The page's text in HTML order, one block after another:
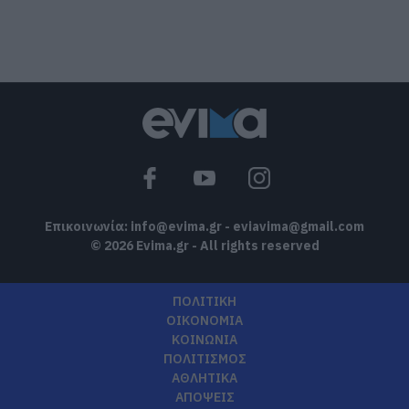
Έξοδος Αυγούστου: Οι Αθηναίοι
«ψηφίζουν» Εύβοια για τις διακοπές
Επικοινωνία: info@evima.gr - eviavima@gmail.com
© 2026 Evima.gr - All rights reserved
ΠΟΛΙΤΙΚΗ
ΟΙΚΟΝΟΜΙΑ
ΚΟΙΝΩΝΙΑ
ΠΟΛΙΤΙΣΜΟΣ
ΑΘΛΗΤΙΚΑ
ΑΠΟΨΕΙΣ